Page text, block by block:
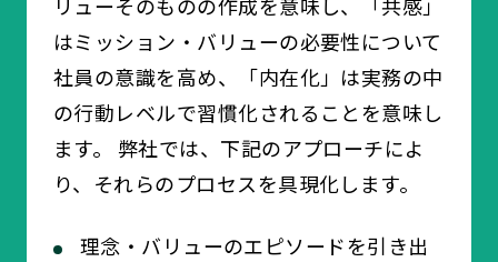
リューそのものの作成を意味し、「共感」
はミッション・バリューの必要性について
社員の意識を高め、「内在化」は実務の中
の行動レベルで習慣化されることを意味し
ます。 弊社では、下記のアプローチによ
り、それらのプロセスを具現化します。
理念・バリューのエピソードを引き出